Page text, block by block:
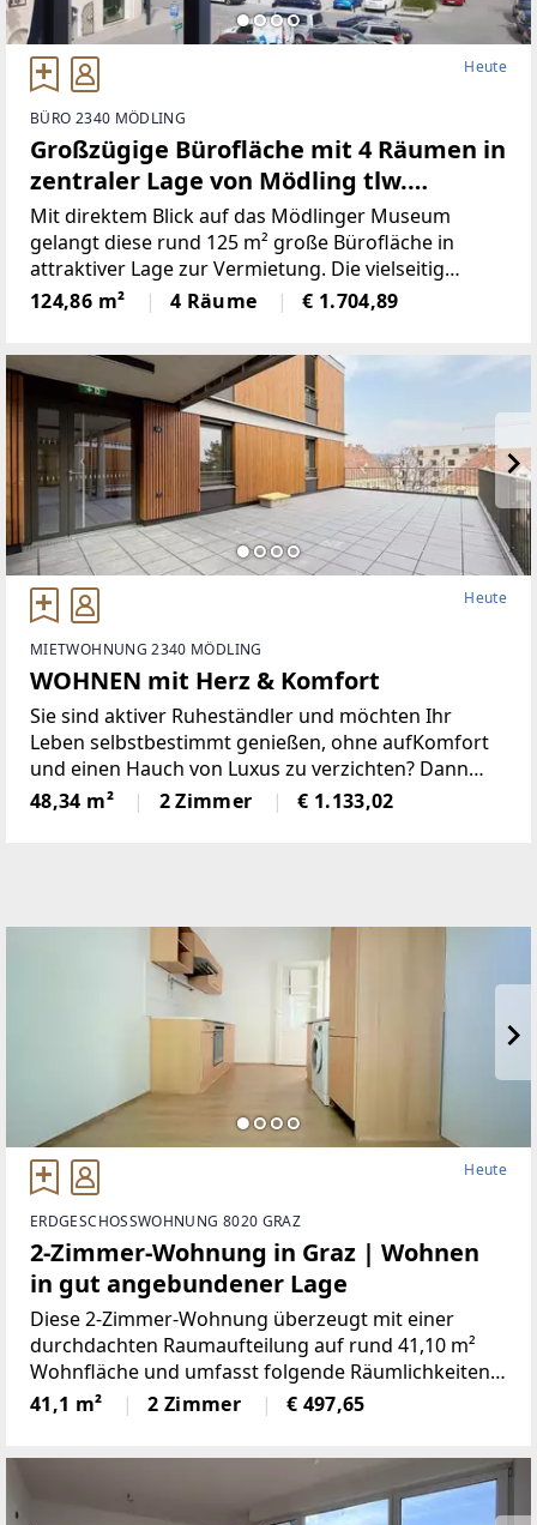
Heute
BÜRO 2340 MÖDLING
Großzügige Bürofläche mit 4 Räumen in
zentraler Lage von Mödling tlw.
klimatisiert!
Mit direktem Blick auf das Mödlinger Museum
gelangt diese rund 125 m² große Bürofläche in
attraktiver Lage zur Vermietung. Die vielseitig
nutzbare Einheit eignet sich ideal für Unternehmen,
Kanzleien, Agenturen, Praxen oder
124,86 m² 4 Räume € 1.704,89
Heute
MIETWOHNUNG 2340 MÖDLING
WOHNEN mit Herz & Komfort
Sie sind aktiver Ruheständler und möchten Ihr
Leben selbstbestimmt genießen, ohne aufKomfort
und einen Hauch von Luxus zu verzichten? Dann
heißen wir Sie willkommen in Ihremneuen Zuhause
mit dem besonderen Plus an Lebensqualität.Diese
48,34 m² 2 Zimmer € 1.133,02
Heute
ERDGESCHOSSWOHNUNG 8020 GRAZ
2-Zimmer-Wohnung in Graz | Wohnen
in gut angebundener Lage
Diese 2-Zimmer-Wohnung überzeugt mit einer
durchdachten Raumaufteilung auf rund 41,10 m²
Wohnfläche und umfasst folgende Räumlichkeiten:-
Vorraum- Wohnküche- Schlafzimmer- Badezimmer
mit Dusche- Separates WCMietkostenDie
41,1 m² 2 Zimmer € 497,65